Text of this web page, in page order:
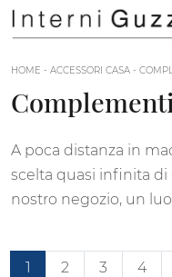
HOME - ACCESSORI CASA -
A poca distanza in
scelta quasi infinita
nostro negozio, un
1 2 3 4